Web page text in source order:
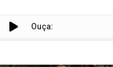
Ouça: